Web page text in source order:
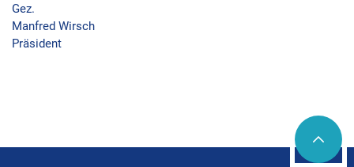
Gez.
Manfred Wirsch
Präsident